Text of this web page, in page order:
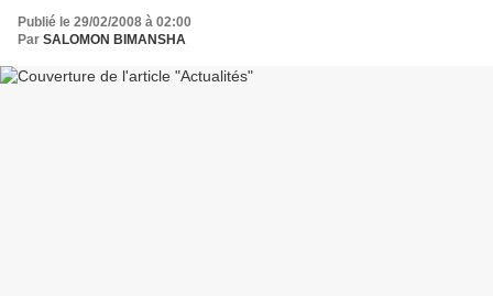
Publié le 29/02/2008 à 02:00
Par SALOMON BIMANSHA